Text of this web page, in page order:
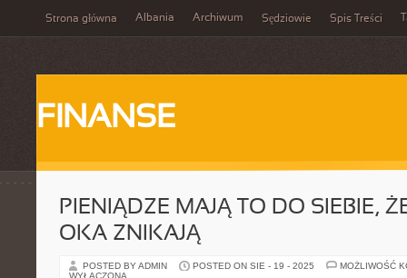
Strona główna Albania Archiwum Sędziowie Spis Treści
FINANSE
PIENIĄDZE MAJĄ TO DO SIEBIE,
OKA ZNIKAJĄ
POSTED BY ADMIN POSTED ON SIE - 19 - 2025
MOŻLIWOŚĆ
WYŁĄCZONA